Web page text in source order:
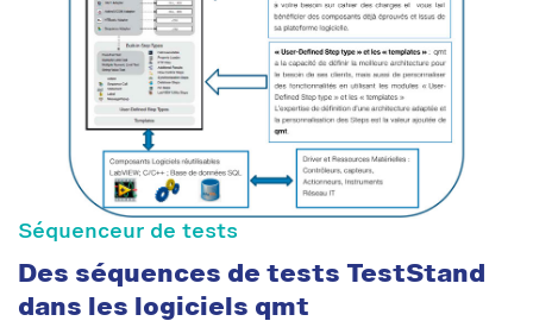
Séquenceur de tests
Des séquences de tests TestStand
dans les logiciels qmt